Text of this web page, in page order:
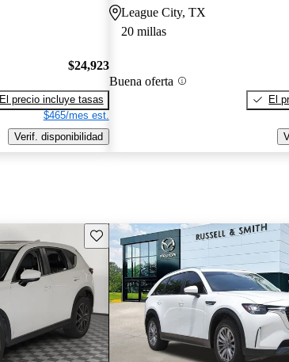
$24,923
El precio incluye tasas
$465/mes est.
Verif. disponibilidad
League City, TX
20 millas
Buena oferta
El
Guarda este Aviso